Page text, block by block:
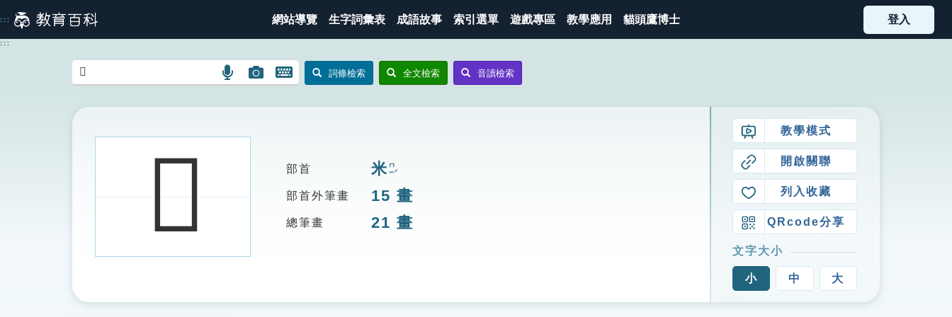
到
主
::: 網站導覽 生字詞彙表 成語故事 索引選單 遊戲專區 教學應用 貓頭鷹博士 登入
:::
語
搜
圖
圖
搜
開
鍵
詞條檢索 全文檢索 音讀檢索
𥽘 部首 米ㄇㄧˇ
部首外筆畫 15 畫
總筆畫 21 畫
教學模式
開啟關聯
列入收藏
QRcode分享
文字大小
小 中 大